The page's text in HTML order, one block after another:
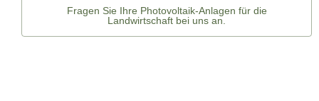
Fragen Sie Ihre Photovoltaik-Anlagen für die
Landwirtschaft bei uns an.